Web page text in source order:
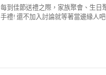
每到佳節送禮之際，家族聚會、生日
手禮! 還不加入討論就等著當邊緣人